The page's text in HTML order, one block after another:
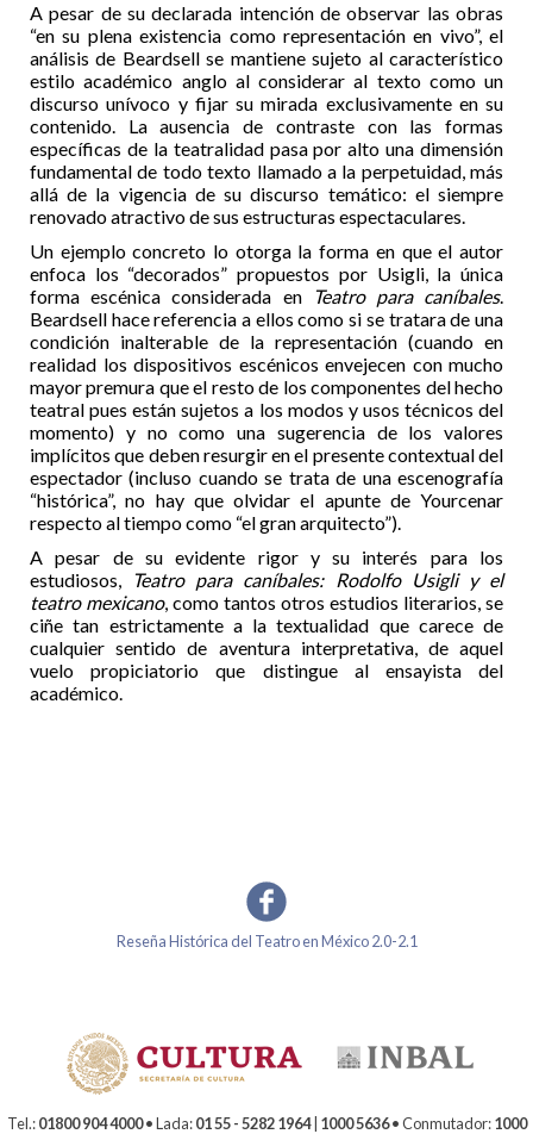
A pesar de su declarada intención de observar las obras
“en su plena existencia como representación en vivo”, el
análisis de Beardsell se mantiene sujeto al característico
estilo académico anglo al considerar al texto como un
discurso unívoco y fijar su mirada exclusivamente en su
contenido. La ausencia de contraste con las formas
específicas de la teatralidad pasa por alto una dimensión
fundamental de todo texto llamado a la perpetuidad, más
allá de la vigencia de su discurso temático: el siempre
renovado atractivo de sus estructuras espectaculares.
Un ejemplo concreto lo otorga la forma en que el autor
enfoca los “decorados” propuestos por Usigli, la única
forma escénica considerada en Teatro para caníbales.
Beardsell hace referencia a ellos como si se tratara de una
condición inalterable de la representación (cuando en
realidad los dispositivos escénicos envejecen con mucho
mayor premura que el resto de los componentes del hecho
teatral pues están sujetos a los modos y usos técnicos del
momento) y no como una sugerencia de los valores
implícitos que deben resurgir en el presente contextual del
espectador (incluso cuando se trata de una escenografía
“histórica”, no hay que olvidar el apunte de Yourcenar
respecto al tiempo como “el gran arquitecto”).
A pesar de su evidente rigor y su interés para los
estudiosos, Teatro para caníbales: Rodolfo Usigli y el
teatro mexicano, como tantos otros estudios literarios, se
ciñe tan estrictamente a la textualidad que carece de
cualquier sentido de aventura interpretativa, de aquel
vuelo propiciatorio que distingue al ensayista del
académico.
Reseña Histórica del Teatro en México 2.0-2.1
Tel.:01800 904 4000• Lada:01 55 - 5282 1964| 1000 5636• Conmutador:1000